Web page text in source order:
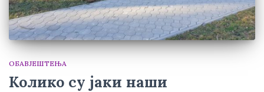
ОБАВЈЕШТЕЊА
Колико су јаки наши